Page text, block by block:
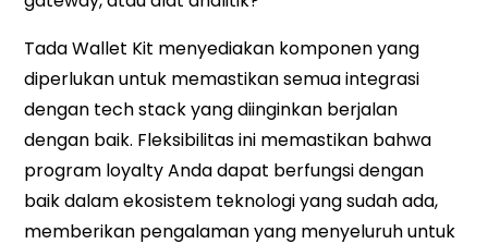
Tada Wallet Kit menyediakan komponen yang
diperlukan untuk memastikan semua integrasi
dengan tech stack yang diinginkan berjalan
dengan baik. Fleksibilitas ini memastikan bahwa
program loyalty Anda dapat berfungsi dengan
baik dalam ekosistem teknologi yang sudah ada,
memberikan pengalaman yang menyeluruh untuk